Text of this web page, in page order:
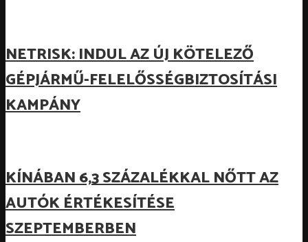
NETRISK: INDUL AZ ÚJ KÖTELEZŐ
GÉPJÁRMŰ-FELELŐSSÉGBIZTOSÍTÁSI
KAMPÁNY
KÍNÁBAN 6,3 SZÁZALÉKKAL NŐTT AZ
AUTÓK ÉRTÉKESÍTÉSE
SZEPTEMBERBEN